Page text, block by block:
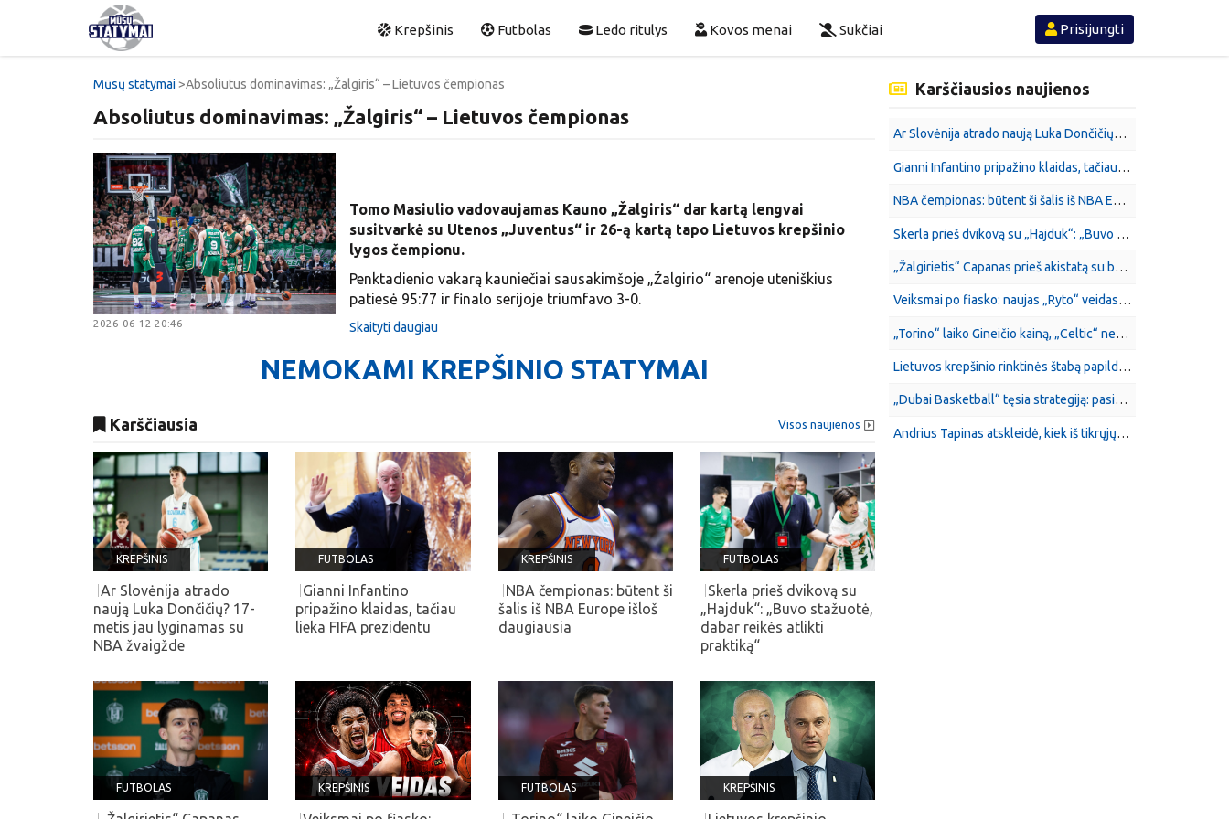
Krepšinis Futbolas Ledo ritulys Kovos menai Sukčiai Prisijungti
Mūsų statymai Absoliutus dominavimas: „Žalgiris“ – Lietuvos čempionas
Absoliutus dominavimas: „Žalgiris“ – Lietuvos čempionas
2026-06-12 20:46
Tomo Masiulio vadovaujamas Kauno „Žalgiris“ dar kartą lengvai
susitvarkė su Utenos „Juventus“ ir 26-ą kartą tapo Lietuvos krepšinio
lygos čempionu.
Penktadienio vakarą kauniečiai sausakimšoje „Žalgirio“ arenoje uteniškius
patiesė 95:77 ir finalo serijoje triumfavo 3-0.
Skaityti daugiau
NEMOKAMI KREPŠINIO STATYMAI
Karščiausia Visos naujienos
KREPŠINIS
Ar Slovėnija atrado
naują Luka Dončičių? 17-
metis jau lyginamas su
NBA žvaigžde
FUTBOLAS
Gianni Infantino
pripažino klaidas, tačiau
lieka FIFA prezidentu
KREPŠINIS
NBA čempionas: būtent ši
šalis iš NBA Europe išloš
daugiausia
FUTBOLAS
Skerla prieš dvikovą su
„Hajduk“: „Buvo stažuotė,
dabar reikės atlikti
praktiką“
FUTBOLAS KREPŠINIS FUTBOLAS KREPŠINIS
Karščiausios naujienos
Ar Slovėnija atrado naują Luka Dončičių? 17-metis jau lyginamas su NBA žvaigžde
Gianni Infantino pripažino klaidas, tačiau lieka FIFA prezidentu
NBA čempionas: būtent ši šalis iš NBA Europe išloš daugiausia
Skerla prieš dvikovą su „Hajduk“: „Buvo stažuotė, dabar reikės atlikti praktiką“
„Žalgirietis“ Capanas prieš akistatą su buvusiu klubu: „Net negalėjau apie tai svajoti“
Veiksmai po fiasko: naujas „Ryto“ veidas ir trūkstama dėlionės dalis
„Torino“ laiko Gineičio kainą, „Celtic“ nesibaido: aiškėja rekordinį sandorį lemsiantys faktoriai
Lietuvos krepšinio rinktinės štabą papildė su NBA žvaigždėmis dirbęs amerikietis
„Dubai Basketball“ tęsia strategiją: pasirašė dar du žaidėjus ir iš karto juos išnuomojo
Andrius Tapinas atskleidė, kiek iš tikrųjų Vilniaus „Žalgiris“ uždirbo UEFA turnyre